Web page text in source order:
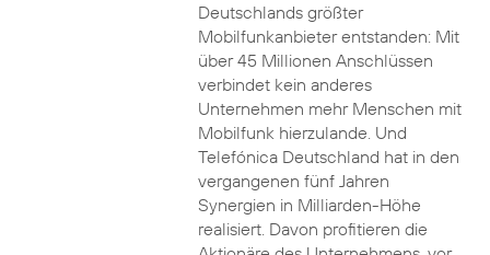
Deutschlands größter
Mobilfunkanbieter entstanden: Mit
über 45 Millionen Anschlüssen
verbindet kein anderes
Unternehmen mehr Menschen mit
Mobilfunk hierzulande. Und
Telefónica Deutschland hat in den
vergangenen fünf Jahren
Synergien in Milliarden-Höhe
realisiert. Davon profitieren die